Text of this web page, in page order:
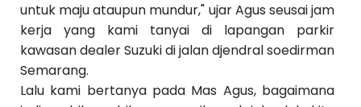
untuk maju ataupun mundur," ujar Agus seusai jam
kerja yang kami tanyai di lapangan parkir
kawasan dealer Suzuki di jalan djendral soedirman
Semarang.
Lalu kami bertanya pada Mas Agus, bagaimana